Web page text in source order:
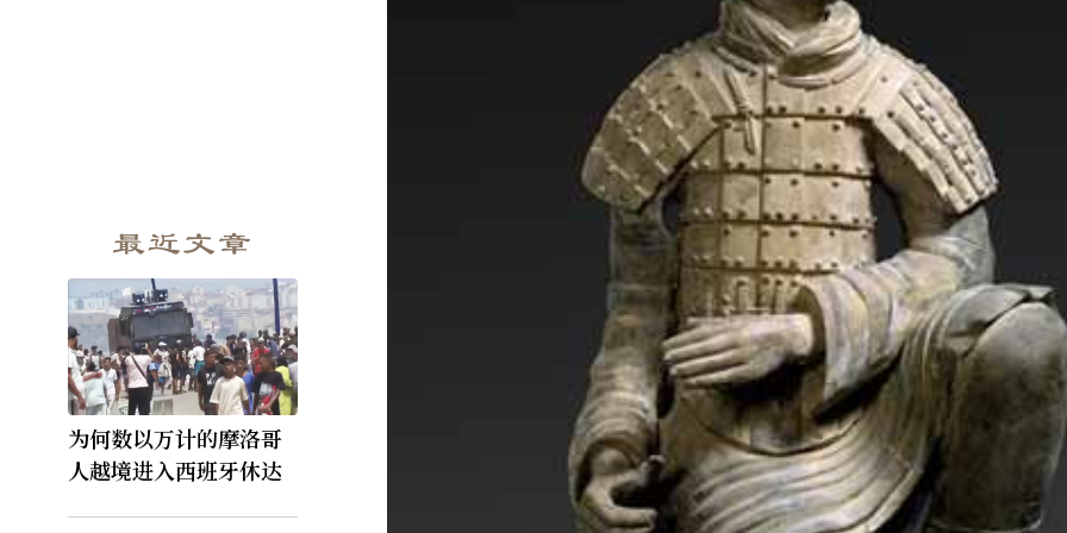
最近文章
为何数以万计的摩洛哥
人越境进入西班牙休达